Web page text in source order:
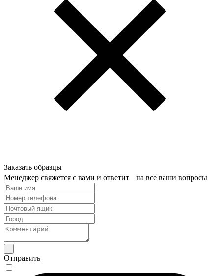
Заказать образцы
Менеджер свяжется с вами и ответит на все ваши вопросы
Отправить